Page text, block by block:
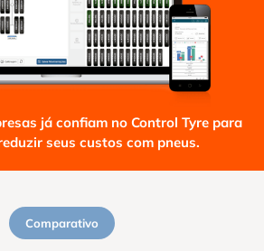
já confiam no Control Tyre para
seus custos com pneus.
Comparativo